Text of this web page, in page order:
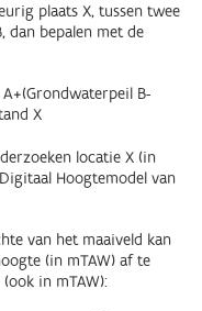
plaats X, tussen twee
dan bepalen met de
B-
X
locatie X (in
Hoogtemodel van
van het maaiveld kan
(in mTAW) af te
in mTAW):